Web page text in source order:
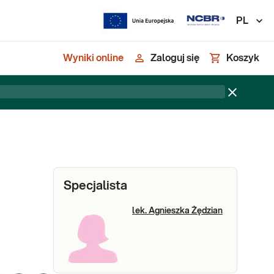
PL
Wyniki online Zaloguj się Koszyk
Specjalista
lek. Agnieszka Żędzian